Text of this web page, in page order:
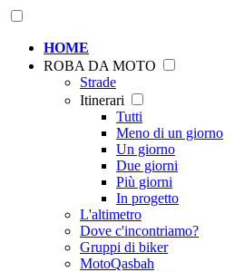
HOME
ROBA DA MOTO
Strade
Itinerari
Tutti
Meno di un giorno
Un giorno
Due giorni
Più giorni
In progetto
L'altimetro
Dove c'incontriamo?
Gruppi di biker
MotoQasbah